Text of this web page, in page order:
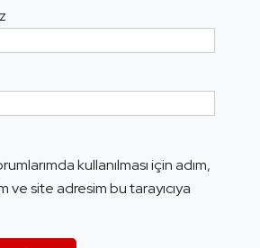
kullanılması için adım,
ve site adresim bu tarayıcıya